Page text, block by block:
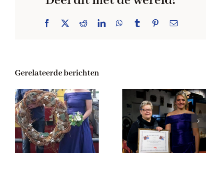
Facebook Reddit LinkedInWhatsApp
TumblrPinterest
Gerelateerde berichten